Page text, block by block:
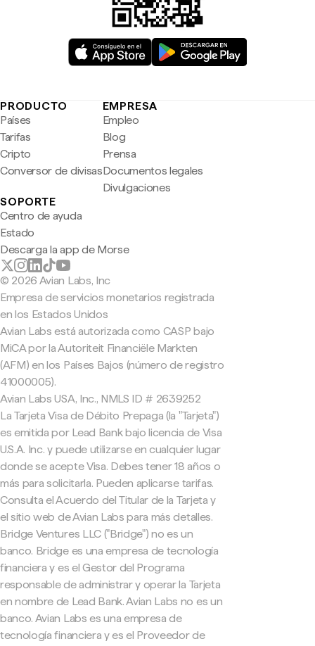
PRODUCTO
Países
Tarifas
Cripto
Conversor de divisas
EMPRESA
Empleo
Blog
Prensa
Documentos legales
Divulgaciones
SOPORTE
Centro de ayuda
Estado
Descarga la app de Morse
© 2026 Avian Labs, Inc
Empresa de servicios monetarios registrada
en los Estados Unidos
Avian Labs está autorizada como CASP bajo
MiCA por la Autoriteit Financiële Markten
(AFM) en los Países Bajos (número de registro
41000005).
Avian Labs USA, Inc., NMLS ID # 2639252
La Tarjeta Visa de Débito Prepaga (la "Tarjeta")
es emitida por Lead Bank bajo licencia de Visa
U.S.A. Inc. y puede utilizarse en cualquier lugar
donde se acepte Visa. Debes tener 18 años o
más para solicitarla. Pueden aplicarse tarifas.
Consulta el Acuerdo del Titular de la Tarjeta y
el sitio web de Avian Labs para más detalles.
Bridge Ventures LLC ("Bridge") no es un
banco. Bridge es una empresa de tecnología
financiera y es el Gestor del Programa
responsable de administrar y operar la Tarjeta
en nombre de Lead Bank. Avian Labs no es un
banco. Avian Labs es una empresa de
tecnología financiera y es el Proveedor de